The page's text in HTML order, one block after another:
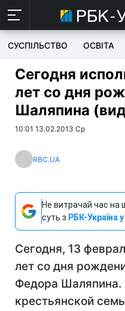
СУСПІЛЬСТВО ОСВІТА
Сегодня
лет со дня
Шаляпина
10:01 13.02.2013 Ср
RBC.UA
Не витрачай час на
суть з РБК-Україна
Сегодня, 13
лет со дня
Федора Шаляпина.
крестьянской